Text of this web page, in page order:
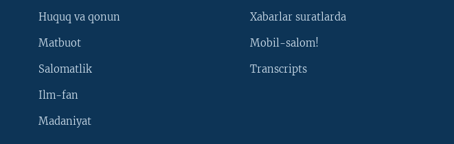
Huquq va qonun
Matbuot
Salomatlik
Ilm-fan
Madaniyat
Xabarlar suratlarda
Mobil-salom!
Transcripts